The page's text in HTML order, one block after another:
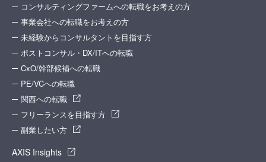
コンサルティングファームへの転職をお考えの方
事業会社への転職をお考えの方
未経験からコンサルタントを目指す方
ポストコンサル・DX/ITへの転職
CxO/幹部候補への転職
PE/VCへの転職
関西への転職
フリーランスを目指す方
副業したい方
AXIS Insights